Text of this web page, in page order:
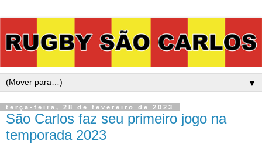
▼
terça-feira, 28 de fevereiro de 2023
São Carlos faz seu primeiro jogo na
temporada 2023